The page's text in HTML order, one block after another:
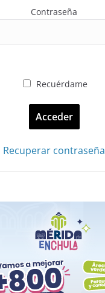
Contraseña
Recuérdame
Recuperar contraseña